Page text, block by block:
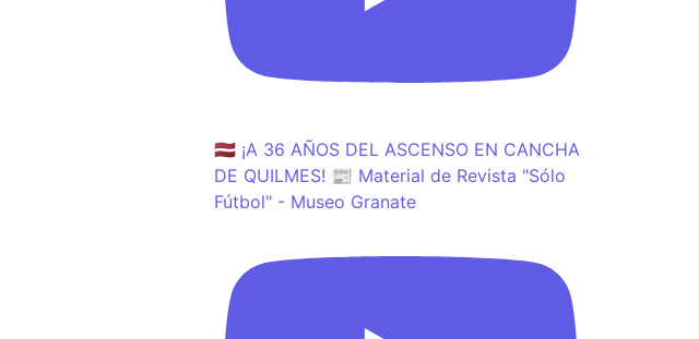
🇱🇻 ¡A 36 AÑOS DEL ASCENSO EN CANCHA
DE QUILMES! 📰 Material de Revista "Sólo
Fútbol" - Museo Granate